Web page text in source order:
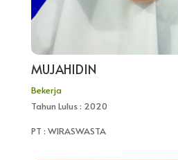
MUJAHIDIN
Bekerja
Tahun Lulus : 2020
PT : WIRASWASTA